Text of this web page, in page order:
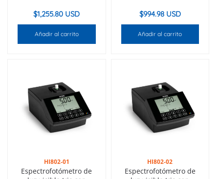
$1,255.80 USD
Añadir al carrito
$994.98 USD
Añadir al carrito
HI802-01
Espectrofotómetro de
HI802-02
Espectrofotómetro de